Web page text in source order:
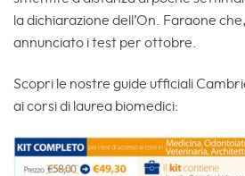
la dichiarazione dell’On. Faraone
annunciato i test per ottobre.
Scopri le nostre guide ufficiali
ai corsi di laurea biomedici: